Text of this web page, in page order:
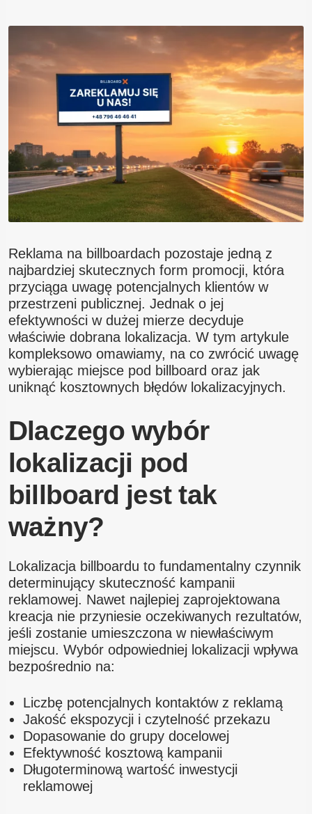
Reklama na billboardach pozostaje jedną z
najbardziej skutecznych form promocji, która
przyciąga uwagę potencjalnych klientów w
przestrzeni publicznej. Jednak o jej
efektywności w dużej mierze decyduje
właściwie dobrana lokalizacja. W tym artykule
kompleksowo omawiamy, na co zwrócić uwagę
wybierając miejsce pod billboard oraz jak
uniknąć kosztownych błędów lokalizacyjnych.
Dlaczego wybór
lokalizacji pod
billboard jest tak
ważny?
Lokalizacja billboardu to fundamentalny czynnik
determinujący skuteczność kampanii
reklamowej. Nawet najlepiej zaprojektowana
kreacja nie przyniesie oczekiwanych rezultatów,
jeśli zostanie umieszczona w niewłaściwym
miejscu. Wybór odpowiedniej lokalizacji wpływa
bezpośrednio na:
Liczbę potencjalnych kontaktów z reklamą
Jakość ekspozycji i czytelność przekazu
Dopasowanie do grupy docelowej
Efektywność kosztową kampanii
Długoterminową wartość inwestycji
reklamowej